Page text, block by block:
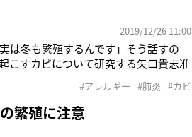
2019/12/26 11:00
は冬も繁殖するんです」そう話すの
こすカビについて研究する矢口貴志准
に至ることもある。ただの汚れと放置
#アレルギー #肺炎 #カビ
繁殖に注意